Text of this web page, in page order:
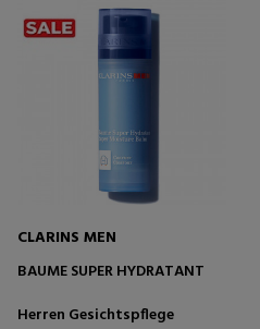
CLARINS MEN
BAUME SUPER HYDRATANT
Herren Gesichtspflege